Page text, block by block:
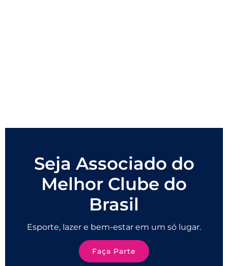
Seja Associado do
Melhor Clube do
Brasil
Esporte, lazer e bem-estar em um só lugar.
Faça Parte